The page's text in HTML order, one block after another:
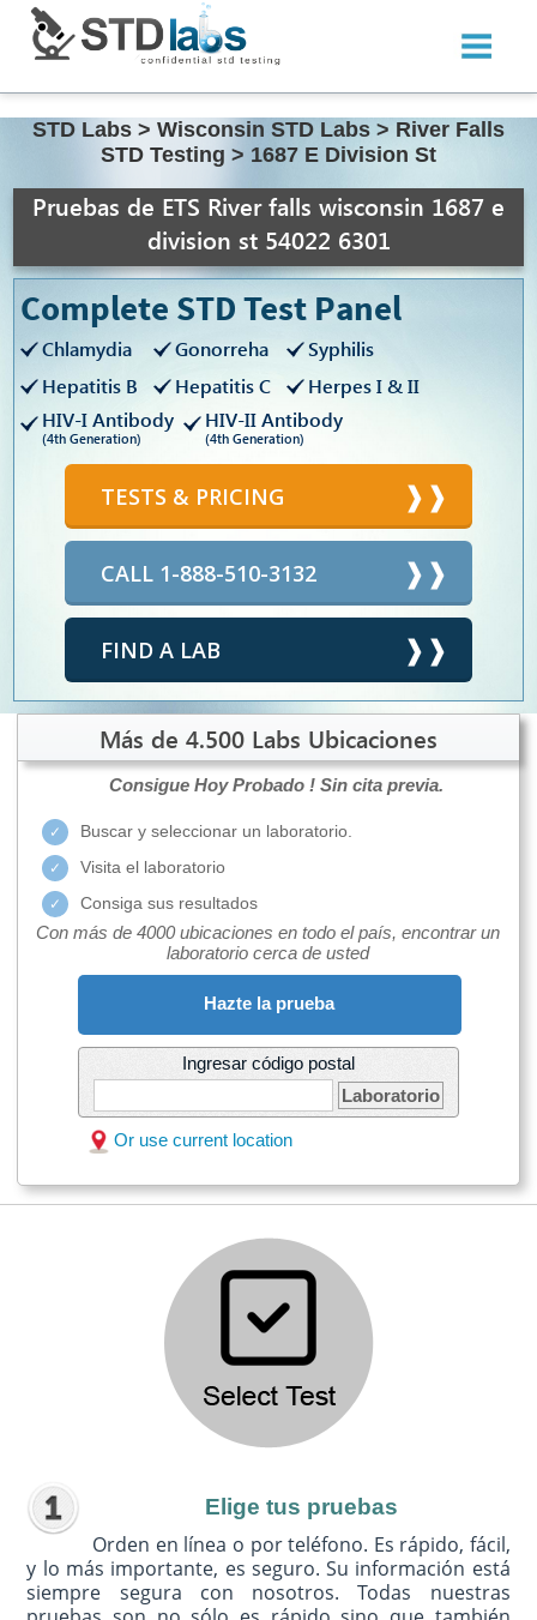
STD Labs > Wisconsin STD Labs > River Falls
STD Testing > 1687 E Division St
Pruebas de ETS River falls wisconsin 1687 e
division st 54022 6301
Complete STD Test Panel
Chlamydia Gonorreha
Syphilis
Hepatitis B
Hepatitis C
Herpes I & II
HIV-I Antibody
(4th Generation)
HIV-II Antibody
(4th Generation)
TESTS & PRICING
CALL 1-888-510-3132
FIND A LAB
Más de 4.500 Labs Ubicaciones
Consigue Hoy Probado ! Sin cita previa.
Buscar y seleccionar un laboratorio.
Visita el laboratorio
Consiga sus resultados
Con más de 4000 ubicaciones en todo el país, encontrar un
laboratorio cerca de usted
Hazte la prueba
Ingresar código postal
Laboratorio
Or use current location
Elige tus pruebas
Orden en línea o por teléfono. Es rápido, fácil,
y lo más importante, es seguro. Su información está
siempre segura con nosotros. Todas nuestras